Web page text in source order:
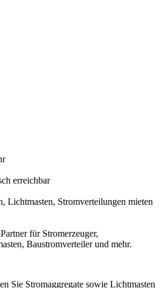
erreichbar
Lichtmasten, Stromverteilungen mieten
für Stromerzeuger,
Baustromverteiler und mehr.
Sie Stromaggregate sowie Lichtmasten